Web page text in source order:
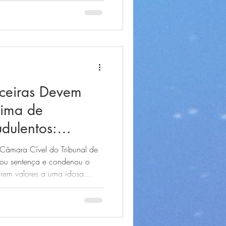
sigilosas.
Devem
de
seus Direitos
Cível do Tribunal de
sentença e condenou o
valores a uma idosa
O caso chama atenção
que todos deveriam